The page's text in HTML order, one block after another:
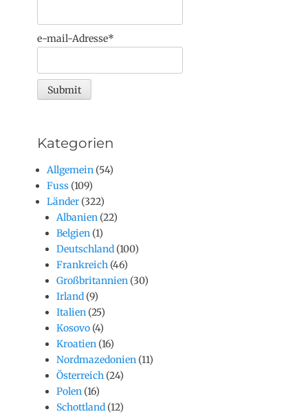
e-mail-Adresse*
Kategorien
Allgemein (54)
Fuss (109)
Länder (322)
Albanien (22)
Belgien (1)
Deutschland (100)
Frankreich (46)
Großbritannien (30)
Irland (9)
Italien (25)
Kosovo (4)
Kroatien (16)
Nordmazedonien (11)
Österreich (24)
Polen (16)
Schottland (12)